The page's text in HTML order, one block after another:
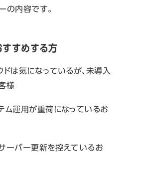
の内容です。
すすめする方
ドは気になっているが、未導入
様
ム運用が重荷になっているお
ーバー更新を控えているお